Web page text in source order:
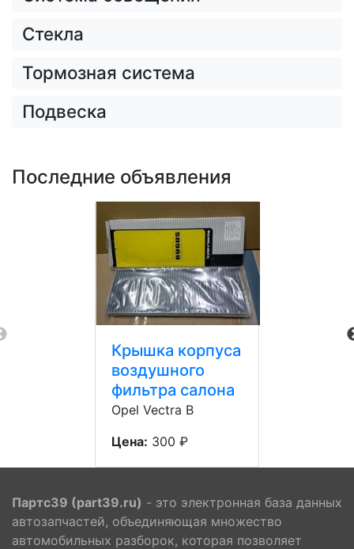
Стекла
Тормозная система
Подвеска
Последние объявления
Крышка корпуса
воздушного
фильтра салона
Opel Vectra B
Цена: 300 ₽
Партс39 (part39.ru) - это электронная база данных
автозапчастей, объединяющая множество
автомобильных разборок, которая позволяет